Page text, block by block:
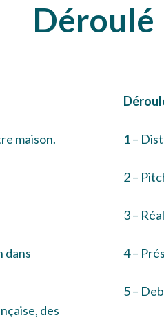
Déroulé
maison.
dans
des
1 –
2 –
3 –
4 –
5 –